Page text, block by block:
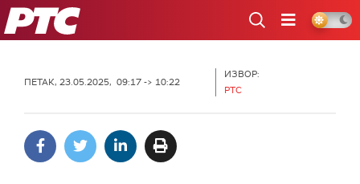
РТС
ПЕТАК, 23.05.2025, 09:17 -> 10:22
ИЗВОР:
РТС